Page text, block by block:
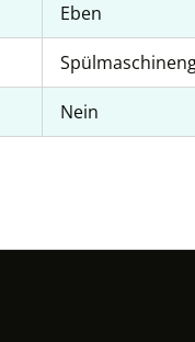
Eben
Nein